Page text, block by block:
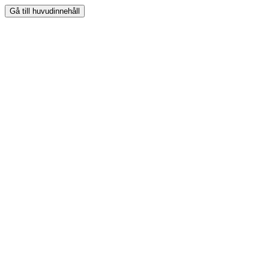
Gå till huvudinnehåll